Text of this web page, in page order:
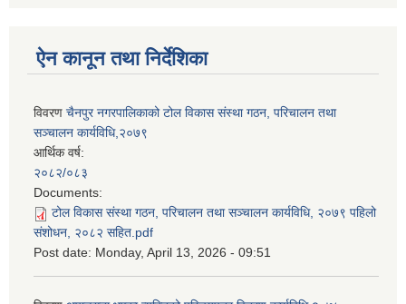
ऐन कानून तथा निर्देशिका
विवरण चैनपुर नगरपालिकाको टोल विकास संस्था गठन, परिचालन तथा
सञ्चालन कार्यविधि,२०७९
आर्थिक वर्ष:
२०८२/०८३
Documents:
टोल विकास संस्था गठन, परिचालन तथा सञ्चालन कार्यविधि, २०७९ पहिलो
संशोधन, २०८२ सहित.pdf
Post date: Monday, April 13, 2026 - 09:51